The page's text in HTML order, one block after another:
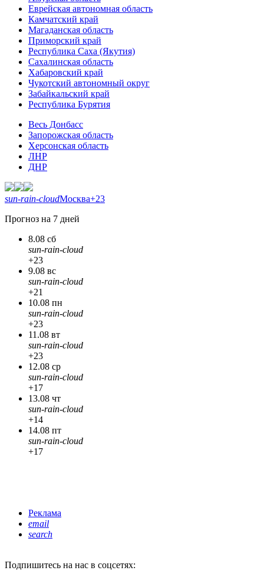
Еврейская автономная область
Камчатский край
Магаданская область
Приморский край
Республика Саха (Якутия)
Сахалинская область
Хабаровский край
Чукотский автономный округ
Забайкальский край
Республика Бурятия
Весь Донбасс
Запорожская область
Херсонская область
ЛНР
ДНР
sun-rain-cloudМосква+23
Прогноз на 7 дней
8.08 сб
sun-rain-cloud
+23
9.08 вс
sun-rain-cloud
+21
10.08 пн
sun-rain-cloud
+23
11.08 вт
sun-rain-cloud
+23
12.08 ср
sun-rain-cloud
+17
13.08 чт
sun-rain-cloud
+14
14.08 пт
sun-rain-cloud
+17
Реклама
email
search
Подпишитесь на нас в соцсетях: